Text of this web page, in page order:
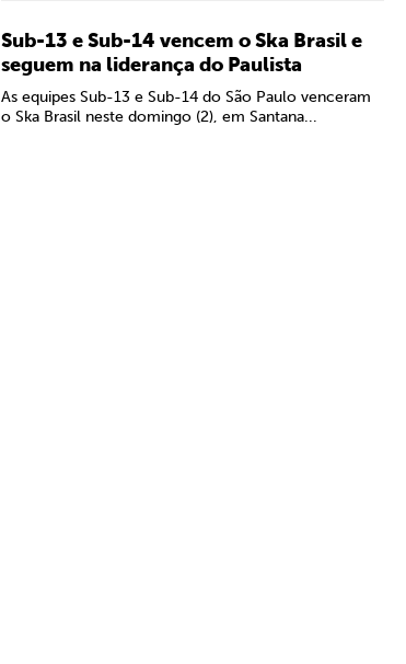
Sub-13 e Sub-14 vencem o Ska Brasil e
seguem na liderança do Paulista
As equipes Sub-13 e Sub-14 do São Paulo venceram
o Ska Brasil neste domingo (2), em Santana...